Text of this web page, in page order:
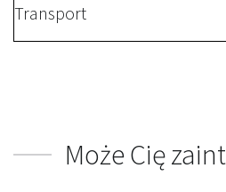
Transport
Może Cię